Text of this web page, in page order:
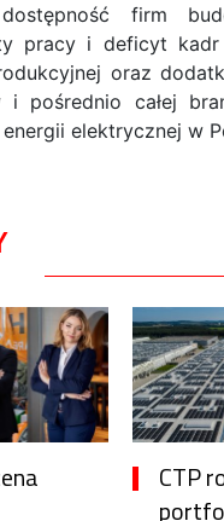
firm
pracy i deficyt kadr
oraz
i pośrednio całej
elektrycznej w
CTP